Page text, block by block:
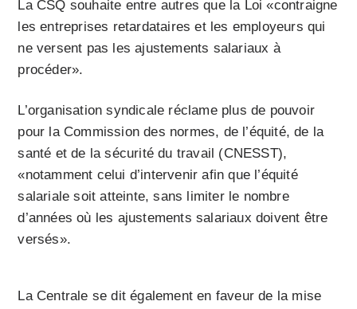
La CSQ souhaite entre autres que la Loi «contraigne
les entreprises retardataires et les employeurs qui
ne versent pas les ajustements salariaux à
procéder».
L’organisation syndicale réclame plus de pouvoir
pour la Commission des normes, de l’équité, de la
santé et de la sécurité du travail (CNESST),
«notamment celui d’intervenir afin que l’équité
salariale soit atteinte, sans limiter le nombre
d’années où les ajustements salariaux doivent être
versés».
La Centrale se dit également en faveur de la mise